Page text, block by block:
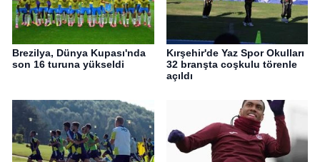
Brezilya, Dünya Kupası'nda
son 16 turuna yükseldi
Kırşehir'de Yaz Spor Okulları
32 branşta coşkulu törenle
açıldı